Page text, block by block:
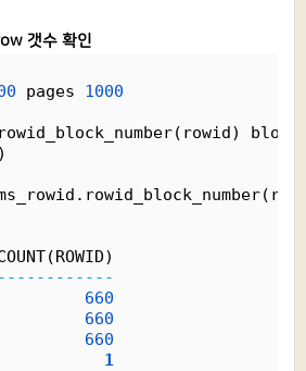
갯수 확인
pages 1000
------------
660
660
660
1